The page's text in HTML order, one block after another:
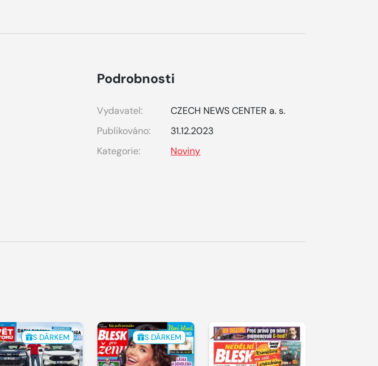
Podrobnosti
Vydavatel:
CZECH NEWS CENTER a. s.
Publikováno:
31.12.2023
Kategorie:
Noviny
S DÁRKEM S DÁRKEM